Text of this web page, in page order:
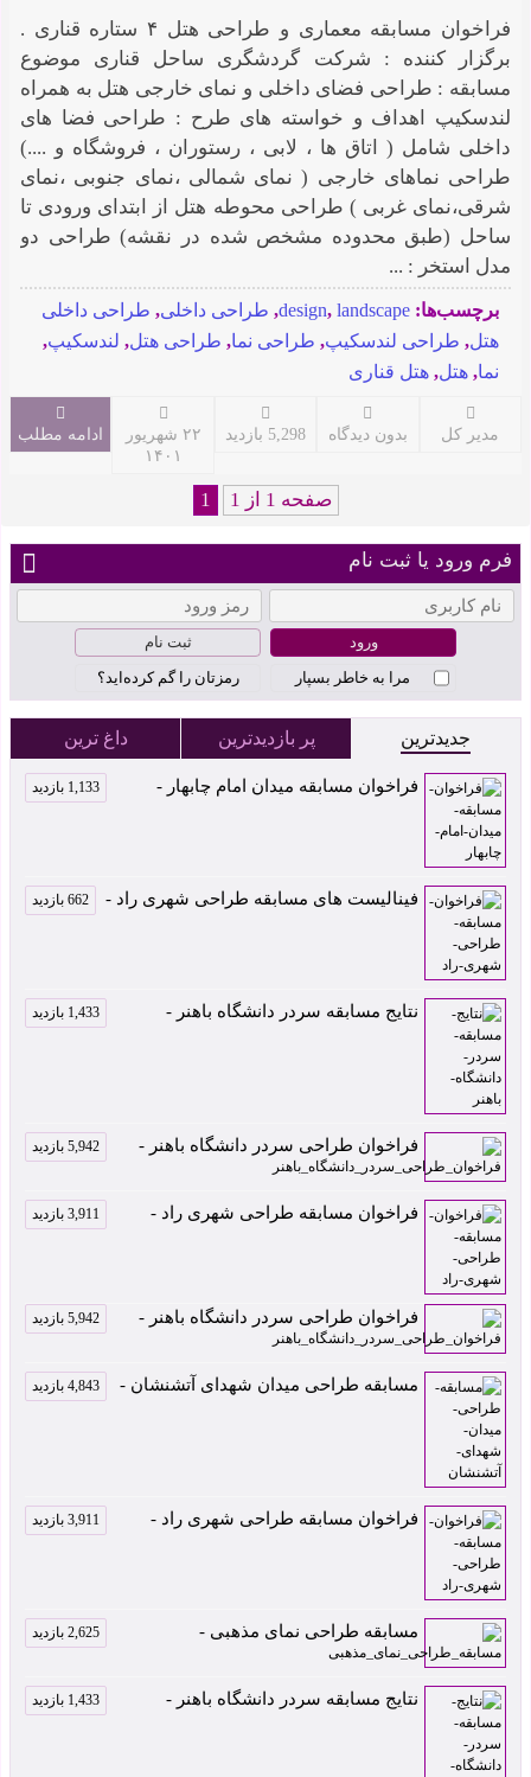
فراخوان مسابقه معماری و طراحی هتل ۴ ستاره قناری .
برگزار کننده : شرکت گردشگری ساحل قناری موضوع
مسابقه : طراحی فضای داخلی و نمای خارجی هتل به همراه
لندسکیپ اهداف و خواسته های طرح : طراحی فضا های
داخلی شامل ( اتاق ها ، لابی ، رستوران ، فروشگاه و ....)
طراحی نماهای خارجی ( نمای شمالی ،نمای جنوبی ،نمای
شرقی،نمای غربی ) طراحی محوطه هتل از ابتدای ورودی تا
ساحل (طبق محدوده مشخص شده در نقشه) طراحی دو
مدل استخر : ...
برچسب‌ها: design,landscape
, طراحی داخلی, طراحی داخلی
هتل, طراحی لندسکیپ, طراحی نما, طراحی هتل, لندسکیپ,
نما, هتل, هتل قناری
مدیر کل بدون دیدگاه 5,298 بازدید
۲۲ شهریور
۱۴۰۱
ادامه مطلب
صفحه 1 از 1 1
فرم ورود یا ثبت نام
ثبت نام
مرا به خاطر بسپار
رمزتان را گم کرده‌اید؟
جدیدترین پر بازدیدترین داغ ترین
فراخوان مسابقه میدان امام چابهار - 1,133 بازدید
فینالیست های مسابقه طراحی شهری راد - 662 بازدید
نتایج مسابقه سردر دانشگاه باهنر - 1,433 بازدید
فراخوان طراحی سردر دانشگاه باهنر - 5,942 بازدید
فراخوان مسابقه طراحی شهری راد - 3,911 بازدید
فراخوان طراحی سردر دانشگاه باهنر - 5,942 بازدید
مسابقه طراحی میدان شهدای آتشنشان - 4,843 بازدید
فراخوان مسابقه طراحی شهری راد - 3,911 بازدید
مسابقه طراحی نمای مذهبی - 2,625 بازدید
نتایج مسابقه سردر دانشگاه باهنر - 1,433 بازدید